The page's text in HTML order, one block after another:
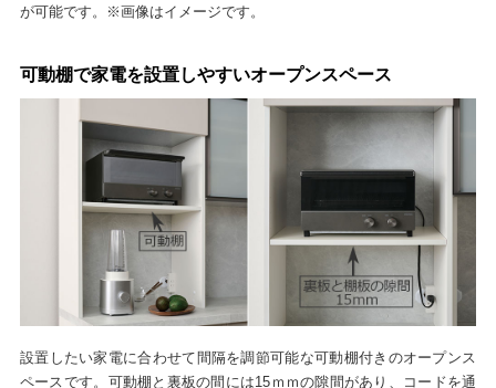
が可能です。※画像はイメージです。
可動棚で家電を設置しやすいオープンスペース
設置したい家電に合わせて間隔を調節可能な可動棚付きのオープンス
ペースです。可動棚と裏板の間には15ｍｍの隙間があり、コードを通